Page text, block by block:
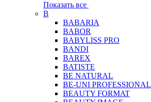
Показать все
B
BABARIA
BABOR
BABYLISS PRO
BANDI
BAREX
BATISTE
BE NATURAL
BE-UNI PROFESSIONAL
BEAUTY FORMAT